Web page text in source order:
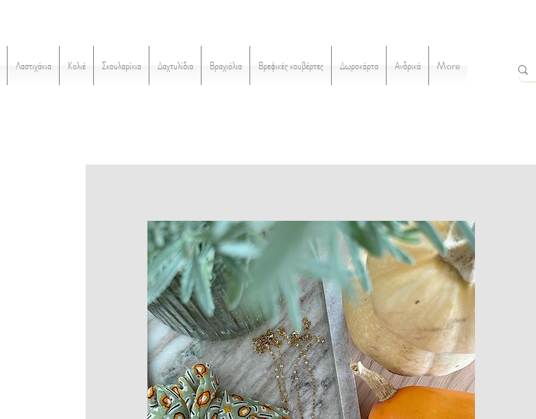
Λαστιχάκια Κολιέ Σκουλαρίκια Δαχτυλίδια Βραχιόλια Βρεφικές κουβέρτες Δωροκάρτα Ανδρικά More